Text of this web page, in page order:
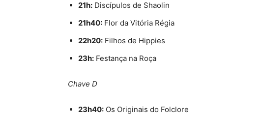
21h: Discípulos de Shaolin
21h40: Flor da Vitória Régia
22h20: Filhos de Hippies
23h: Festança na Roça
Chave D
23h40: Os Originais do Folclore